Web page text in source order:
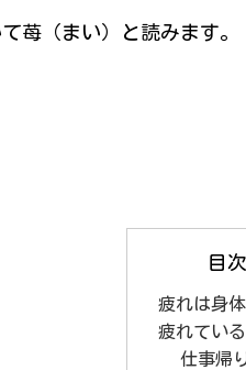
苺（まい）と読みます。
目次
疲れは身体
疲れてい
仕事帰